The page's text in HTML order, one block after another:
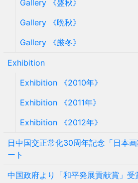
Gallery 《盛秋》
Gallery 《晩秋》
Gallery 《厳冬》
Exhibition
Exhibition 《2010年》
Exhibition 《2011年》
Exhibition 《2012年》
日中国交正常化30周年記念「日本
ート
中国政府より「和平発展貢献賞」受